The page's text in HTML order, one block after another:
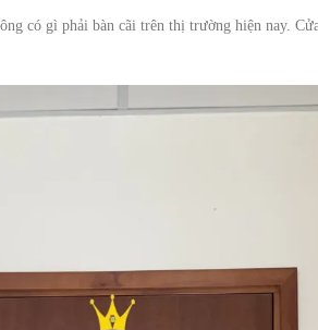
có gì phải bàn cãi trên thị trường hiện nay.